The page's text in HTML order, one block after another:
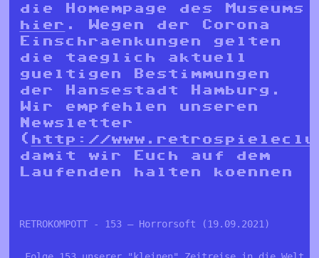
die Homempage des Museums
hier . Wegen der Corona
Einschraenkungen gelten
die taeglich aktuell
gueltigen Bestimmungen
der Hansestadt Hamburg.
Wir empfehlen unseren
Newsletter
( http://
damit wir Euch auf dem
Laufenden halten koennen
RETROKOMPOTT - 153 – Horrorsoft (19.09.2021)